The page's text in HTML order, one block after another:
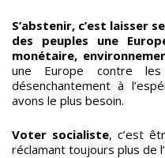
S’abstenir, c’est laisser
des peuples une
monétaire,
une Europe contre
désenchantement à
avons le plus besoin.
Voter socialiste, c’est
réclamant toujours plus de